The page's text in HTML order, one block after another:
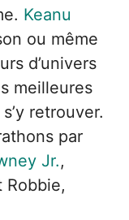
Keanu
ou même
d’univers
meilleures
retrouver.
par
Jr.,
Robbie,